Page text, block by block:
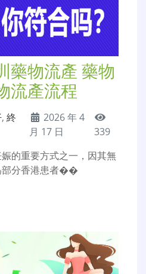
藥物流產 藥物
流產流程
, 終
2026 年 4
月 17 日
339
的重要方式之一，因其無
部分香港患者��